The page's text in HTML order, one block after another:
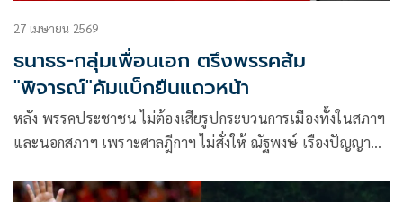
27 เมษายน 2569
ธนาธร-กลุ่มเพื่อนเอก ตรึงพรรคส้ม
"พิจารณ์"คัมแบ็กยืนแถวหน้า
หลัง พรรคประชาชน ไม่ต้องเสียรูปกระบวนการเมืองทั้งในสภาฯ
และนอกสภาฯ เพราะศาลฎีกาฯ ไม่สั่งให้ ณัฐพงษ์ เรืองปัญญา
คนต้องหยุดปฏิบัติหน้าที่ ในคดีอดีต 44 สส.ก้าวไกลลงชื่อแก้